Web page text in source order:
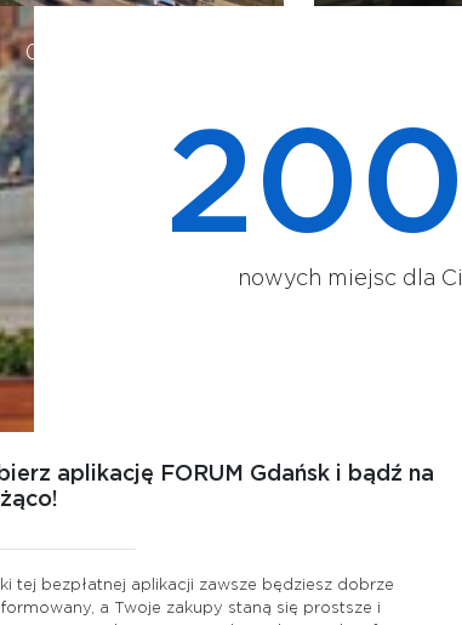
200
nowych miejsc dla
aplikację FORUM Gdańsk i bądź na
tej bezpłatnej aplikacji zawsze będziesz dobrze
a Twoje zakupy staną się prostsze i